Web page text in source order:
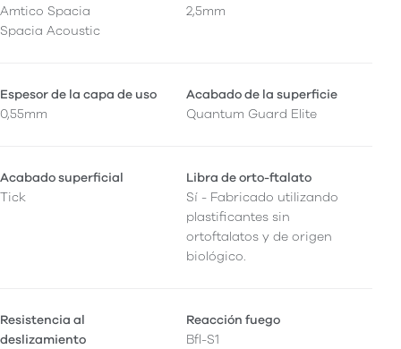
Amtico Spacia
Spacia Acoustic
2,5mm
Espesor de la capa de uso
0,55mm
Acabado de la superficie
Quantum Guard Elite
Acabado superficial
Tick
Libra de orto-ftalato
Sí - Fabricado utilizando
plastificantes sin
ortoftalatos y de origen
biológico.
Resistencia al
deslizamiento
Reacción fuego
Bfl-S1